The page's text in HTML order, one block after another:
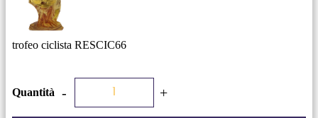
trofeo ciclista RESCIC66
Quantità - +